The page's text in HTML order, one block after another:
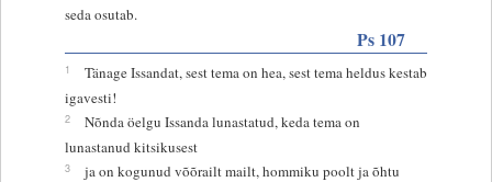
seda osutab.
Ps 107
1
Tänage Issandat, sest tema on hea, sest tema heldus kestab
igavesti!
2
Nõnda öelgu Issanda lunastatud, keda tema on
lunastanud kitsikusest
3
ja on kogunud võõrailt mailt, hommiku poolt ja õhtu